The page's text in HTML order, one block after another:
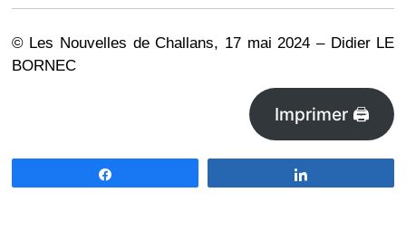
© Les Nouvelles de Challans, 17 mai 2024 – Didier LE
BORNEC
Imprimer 🖨